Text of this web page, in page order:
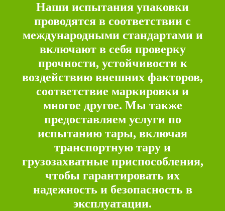
Наши испытания упаковки
проводятся в соответствии с
международными стандартами и
включают в себя проверку
прочности, устойчивости к
воздействию внешних факторов,
соответствие маркировки и
многое другое. Мы также
предоставляем услуги по
испытанию тары, включая
транспортную тару и
грузозахватные приспособления,
чтобы гарантировать их
надежность и безопасность в
эксплуатации.